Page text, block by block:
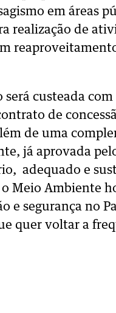
em áreas
realização de
será custeada
de
de uma
já aprovada
adequado e
o Meio Ambiente
e segurança no
quer voltar a